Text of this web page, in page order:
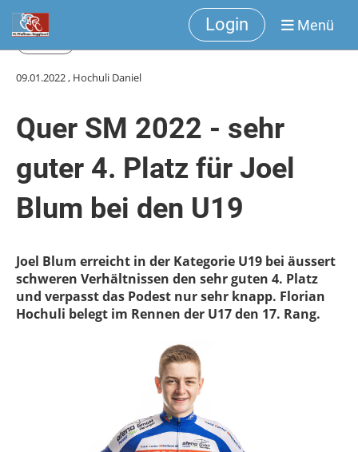
Login Menü
09.01.2022, Hochuli Daniel
Quer SM 2022 - sehr
guter 4. Platz für Joel
Blum bei den U19
Joel Blum erreicht in der Kategorie U19 bei äussert
schweren Verhältnissen den sehr guten 4. Platz
und verpasst das Podest nur sehr knapp. Florian
Hochuli belegt im Rennen der U17 den 17. Rang.